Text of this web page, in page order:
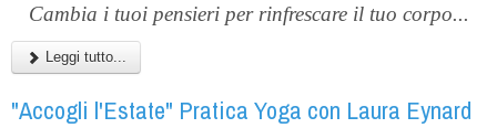
Cambia i tuoi pensieri per rinfrescare il tuo corpo...
Leggi tutto...
"Accogli l'Estate" Pratica Yoga con Laura Eynard